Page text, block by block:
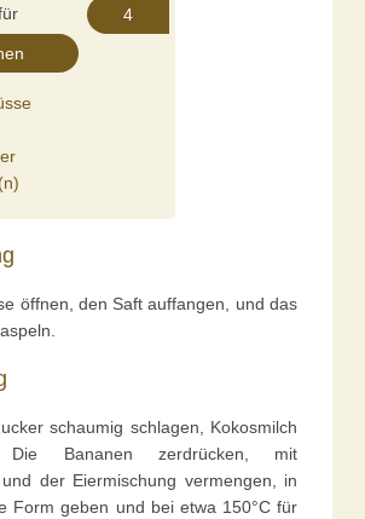
für
öffnen, den Saft auffangen, und das
schaumig schlagen, Kokosmilch
Die Bananen zerdrücken, mit
der Eiermischung vermengen, in
Form geben und bei etwa 150°C für